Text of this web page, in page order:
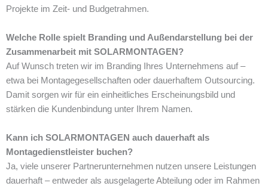
Projekte im Zeit- und Budgetrahmen.
Welche Rolle spielt Branding und Außendarstellung bei der
Zusammenarbeit mit SOLARMONTAGEN?
Auf Wunsch treten wir im Branding Ihres Unternehmens auf –
etwa bei Montagegesellschaften oder dauerhaftem Outsourcing.
Damit sorgen wir für ein einheitliches Erscheinungsbild und
stärken die Kundenbindung unter Ihrem Namen.
Kann ich SOLARMONTAGEN auch dauerhaft als
Montagedienstleister buchen?
Ja, viele unserer Partnerunternehmen nutzen unsere Leistungen
dauerhaft – entweder als ausgelagerte Abteilung oder im Rahmen